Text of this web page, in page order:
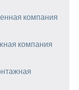
компания
компания